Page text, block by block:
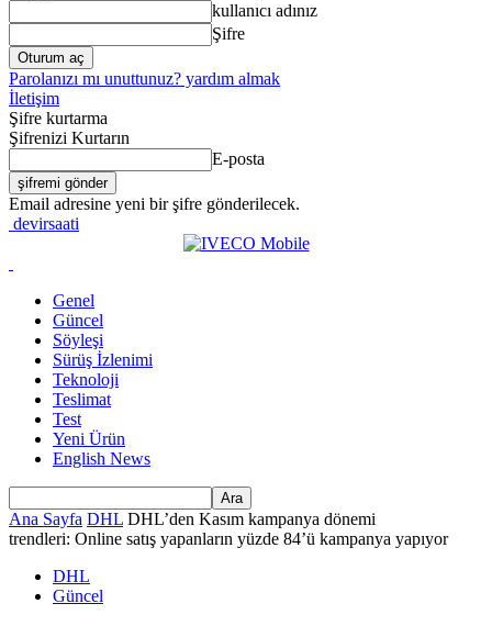
kullanıcı adınız
Şifre
Parolanızı mı unuttunuz? yardım almak
İletişim
Şifre kurtarma
Şifrenizi Kurtarın
E-posta
Email adresine yeni bir şifre gönderilecek.
devirsaati
Genel
Güncel
Söyleşi
Sürüş İzlenimi
Teknoloji
Teslimat
Test
Yeni Ürün
English News
Ana Sayfa DHL DHL’den Kasım kampanya dönemi
trendleri: Online satış yapanların yüzde 84’ü kampanya yapıyor
DHL
Güncel